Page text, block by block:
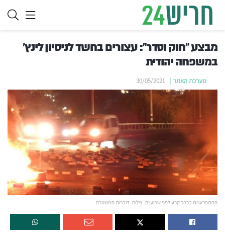
מבצע "חוק וסדר": עצורים בחשד לניסיון לינץ'
במשפחה יהודית
מערכת האתר 30/05/2021
ההתפרעויות בכפר קרע לפני שבועיים. צילום: דוברות המשטרה